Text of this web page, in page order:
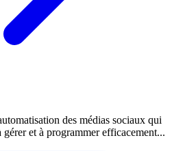
des médias sociaux qui
gérer et à programmer efficacement...